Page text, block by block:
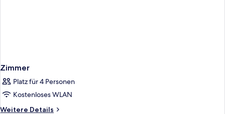
Zimmer
Platz für 4 Personen
Kostenloses WLAN
Weitere Details
Weitere